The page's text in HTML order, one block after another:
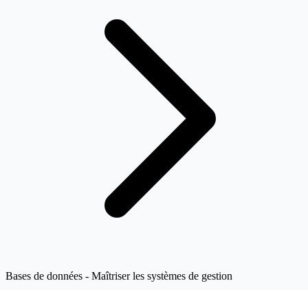
Bases de données - Maîtriser les systèmes de gestion